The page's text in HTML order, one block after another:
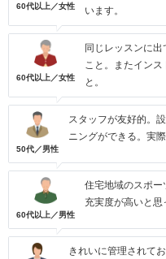
60代以上／女性
います。
60代以上／女性
同じレッスンに
こと。またイン
と。
50代／男性
スタッフが友好的。
ニングができる。実
60代以上／男性
住宅地域のスポー
充実度が高いと思
きれいに管理されて